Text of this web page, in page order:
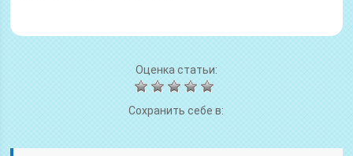
Оценка статьи:
Сохранить себе в: